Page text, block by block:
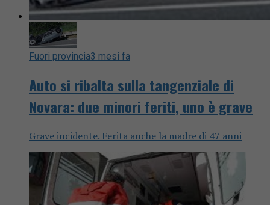
Fuori provincia3 mesi fa
Auto si ribalta sulla tangenziale di
Novara: due minori feriti, uno è grave
Grave incidente. Ferita anche la madre di 47 anni